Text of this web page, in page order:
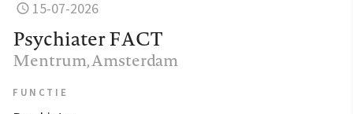
15-07-2026
Psychiater FACT
Mentrum, Amsterdam
FUNCTIE